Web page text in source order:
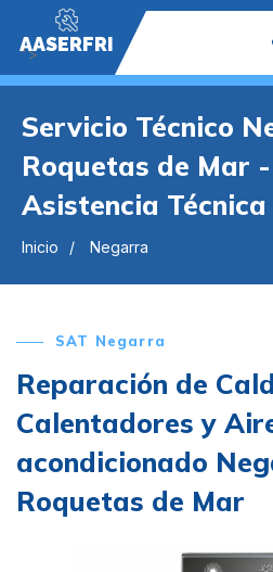
AASERFRI
">
Servicio Técnico
Roquetas de Mar -
Asistencia Técnica
Inicio Negarra
SAT Negarra
Reparación de
Calentadores y
acondicionado
Roquetas de Mar